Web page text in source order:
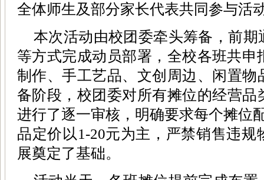
全体师生及部分家长代表共同参与活
本次活动由校团委牵头筹备，前
等方式完成动员部署，全校各班共申
制作、手工艺品、文创周边、闲置
备阶段，校团委对所有摊位的经营
进行了逐一审核，明确要求每个摊位
品定价以1-20元为主，严禁销售违
展奠定了基础。